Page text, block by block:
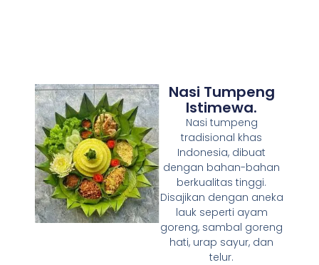
Nasi Tumpeng
Istimewa.
Nasi tumpeng
tradisional khas
Indonesia, dibuat
dengan bahan-bahan
berkualitas tinggi.
Disajikan dengan aneka
lauk seperti ayam
goreng, sambal goreng
hati, urap sayur, dan
telur.